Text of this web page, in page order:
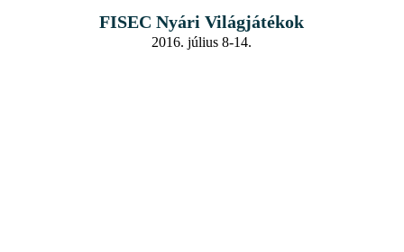
FISEC Nyári Világjátékok
2016. július 8-14.